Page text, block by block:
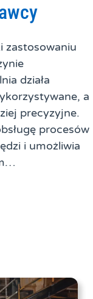
zastosowaniu
działa
a
precyzyjne.
procesów
i umożliwia